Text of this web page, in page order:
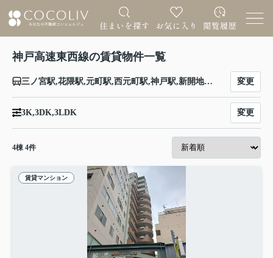
神戸高速東西線の賃貸物件一覧
三ノ宮駅,花隈駅,元町駅,西元町駅,神戸駅,新開地駅,大開駅,高速長田駅,西代駅 変更
3K,3DK,3LDK 変更
4棟 4件
賃貸マンション